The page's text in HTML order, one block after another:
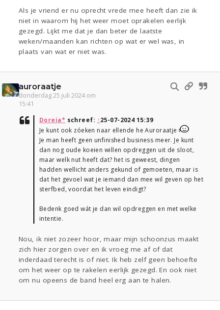
Als je vriend er nu oprecht vrede mee heeft dan zie ik
niet in waarom hij het weer moet oprakelen eerlijk
gezegd. Lijkt me dat je dan beter de laatste
weken/maanden kan richten op wat er wel was, in
plaats van wat er niet was.
auroraatje
donderdag 25 juli 2024 om
15:41
Doreia* schreef: ↑25-07-2024 15:39
Je kunt ook zóeken naar ellende he Auroraatje
Je man heeft geen unfinished business meer. Je kunt
dan nog oude koeien willen opdreggen uit de sloot,
maar welk nut heeft dat? het is geweest, dingen
hadden wellicht anders gekund of gemoeten, maar is
dat het gevoel wat je iemand dan mee wil geven op het
sterfbed, voordat het leven eindigt?
Bedenk goed wát je dan wil opdreggen en met welke
intentie.
Nou, ik niet zozeer hoor, maar mijn schoonzus maakt
zich hier zorgen over en ik vroeg me af of dat
inderdaad terecht is of niet. Ik heb zelf geen behoefte
om het weer op te rakelen eerlijk gezegd. En ook niet
om nu opeens de band heel erg aan te halen.